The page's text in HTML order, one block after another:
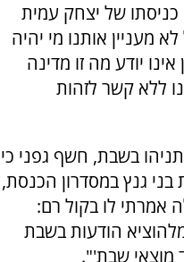
של יצחק עמית
מעניין אותנו מי יהיה
יודע מה זו מדינה
ללא קשר לזהות
בשבת, חשף גפני כי
גנץ במסדרון הכנסת,
אמרתי לו בקול רם:
הודעות בשבת
מוצאי שבת'".